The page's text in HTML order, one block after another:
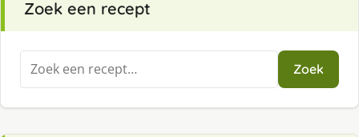
Zoek een recept
Zoeken
naar:
Zoek